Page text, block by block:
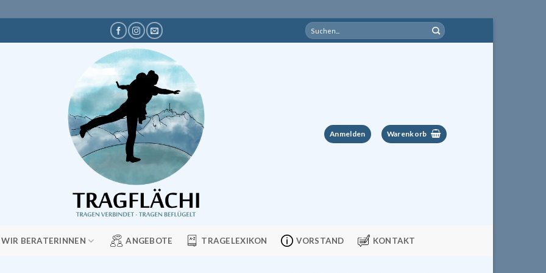
Suchen
nach:
Anmelden Warenkorb
WIR BERATERINNEN ANGEBOTE TRAGELEXIKON VORSTAND KONTAKT